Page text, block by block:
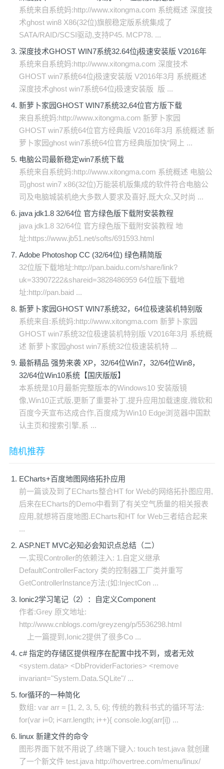
系统来自系统妈:http://www.xitongma.com 系统概述 深度技
术ghost win8 X86(32位)旗舰稳定版系统集成了
SATA/RAID/SCSI驱动,支持P45. MCP78. ...
深度技术GHOST WIN7系统32.64位j极速安装版 V2016年
系统来自系统妈:http://www.xitongma.com 深度技术
GHOST win7系统64位j极速安装版 V2016年3月 系统概述
深度技术ghost win7系统64位j极速安装版 版 ...
新萝卜家园GHOST WIN7系统32,64位官方版下载
来自系统妈:http://www.xitongma.com 新萝卜家园
GHOST win7系统64位官方经典版 V2016年3月 系统概述 新
萝卜家园ghost win7系统64位官方经典版加快“网上 ...
电脑公司最新稳定win7系统下载
系统来自系统妈:http://www.xitongma.com 系统概述 电脑公
司ghost win7 x86(32位)万能装机版集成的软件符合电脑公
司及电脑城装机绝大多数人要求及喜好,既大众,又时尚 ...
java jdk1.8 32/64位 官方绿色版下载附安装教程
java jdk1.8 32/64位 官方绿色版下载附安装教程 地
址:https://www.jb51.net/softs/691593.html
Adobe Photoshop CC (32/64位) 绿色精简版
32位版下载地址:http://pan.baidu.com/share/link?
uk=33907222&shareid=3828486959 64位版下载地
址:http://pan.baid ...
新萝卜家园GHOST WIN7系统32，64位极速装机特别版
系统来自:系统妈:http://www.xitongma.com 新萝卜家园
GHOST win7系统32位极速装机特别版 V2016年3月 系统概
述 新萝卜家园ghost win7系统32位极速装机特 ...
最新精品 强势来袭 XP，32/64位Win7，32/64位Win8，
32/64位Win10系统【国庆版版】
本系统是10月最新完整版本的Windows10 安装版镜
像,Win10正式版,更新了重要补丁,提升应用加载速度,微软和
百度今天宣布达成合作,百度成为Win10 Edge浏览器中国默
认主页和搜索引擎,系 ...
随机推荐
ECharts+百度地图网络拓扑应用
前一篇谈及到了ECharts整合HT for Web的网络拓扑图应用,
后来在ECharts的Demo中看到了有关空气质量的相关报表
应用,就想将百度地图.ECharts和HT for Web三者结合起来
...
ASP.NET MVC必知必会知识点总结（二）
一.实现Controller的依赖注入: 1.自定义继承
DefaultControllerFactory 类的控制器工厂类并重写
GetControllerInstance方法:(如:InjectCon ...
Ionic2学习笔记（2）：自定义Component
作者:Grey 原文地址:
http://www.cnblogs.com/greyzeng/p/5536298.html
上一篇提到,Ionic2提供了很多Co ...
c# 指定的存储区提供程序在配置中找不到，或者无效
<system.data> <DbProviderFactories> <remove
invariant="System.Data.SQLite"/ ...
for循环的一种简化
数组: var arr = [1, 2, 3, 5, 6]; 传统的教科书式的循环写法:
for(var i=0; i<arr.length; i++){ console.log(arr[i]) ...
linux 新建文件的命令
图形界面下就不用说了,终端下键入: touch test.java 就创建
了一个新文件 test.java http://hovertree.com/menu/linux/